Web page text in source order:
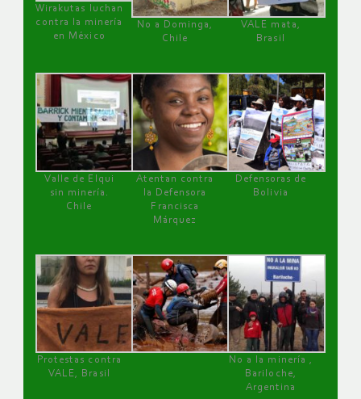
Wirakutas luchan
contra la minería
en México
No a Dominga,
Chile
VALE mata,
Brasil
Valle de Elqui
sin minería.
Chile
Atentan contra
la Defensora
Francisca
Márquez
Defensoras de
Bolivia
Protestas contra
VALE, Brasil
No a la minería ,
Bariloche,
Argentina